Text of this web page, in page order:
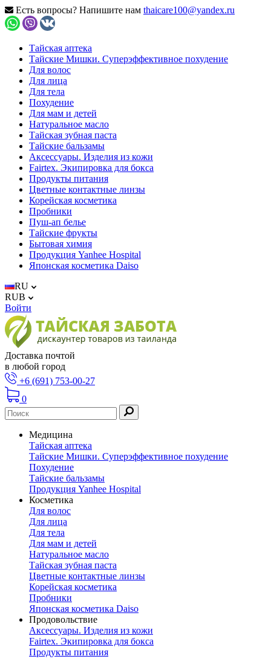
Есть вопросы? Напишите нам thaicare100@yandex.ru
Тайская аптека
Тайские Мишки. Суперэффективное похудение
Для волос
Для лица
Для тела
Похудение
Для мам и детей
Натуральное масло
Тайская зубная паста
Тайские бальзамы
Аксессуары. Изделия из кожи
Fairtex. Экипировка для бокса
Продукты питания
Цветные контактные линзы
Корейская косметика
Пробники
Пуш-ап белье
Тайские фрукты
Бытовая химия
Продукция Yanhee Hospital
Японская косметика Daiso
RU
RUB
Войти
Доставка почтой
в любой город
+6 (691) 753-00-27
0
Медицина
Тайская аптека
Тайские Мишки. Суперэффективное похудение
Похудение
Тайские бальзамы
Продукция Yanhee Hospital
Косметика
Для волос
Для лица
Для тела
Для мам и детей
Натуральное масло
Тайская зубная паста
Цветные контактные линзы
Корейская косметика
Пробники
Японская косметика Daiso
Продовольствие
Аксессуары. Изделия из кожи
Fairtex. Экипировка для бокса
Продукты питания